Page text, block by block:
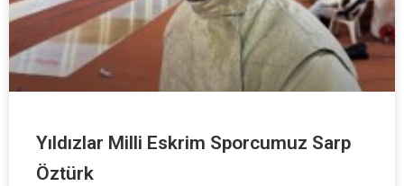
Yıldızlar Milli Eskrim Sporcumuz Sarp
Öztürk